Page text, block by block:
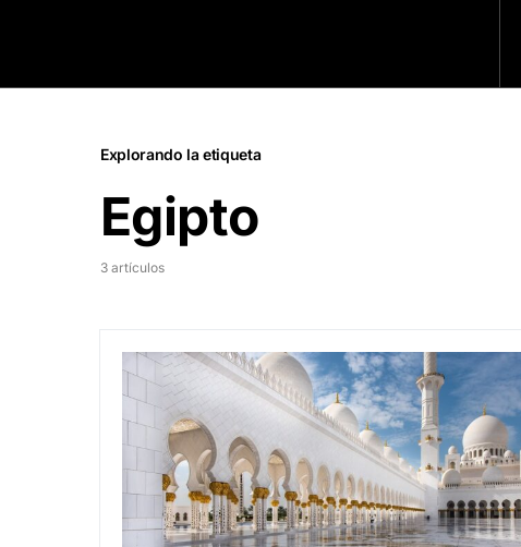
Explorando la etiqueta
Egipto
3 artículos